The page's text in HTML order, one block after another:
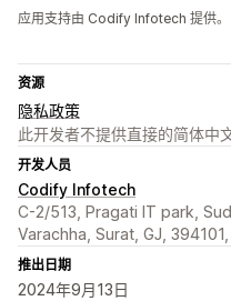
应用支持由 Codify Infotech 提供。
资源
隐私政策
此开发者不提供直接的简体中
开发人员
Codify Infotech
C-2/513, Pragati IT park,
Varachha, Surat, GJ, 394101,
推出日期
2024年9月13日